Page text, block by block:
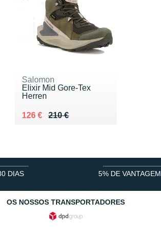
Salomon
Elixir Mid Gore-Tex
Herren
210 €
Au lieu de 210 €
126 €
Vendu 126 €
DIAS 5% DE
OS NOSSOS TRANSPORTADORES